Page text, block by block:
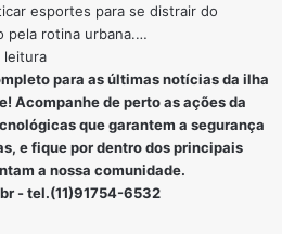
esportes para se distrair do
pela rotina urbana.…
leitura
para as últimas notícias da ilha
Acompanhe de perto as ações da
que garantem a segurança
e fique por dentro dos principais
a nossa comunidade.
- tel.(11)91754-6532